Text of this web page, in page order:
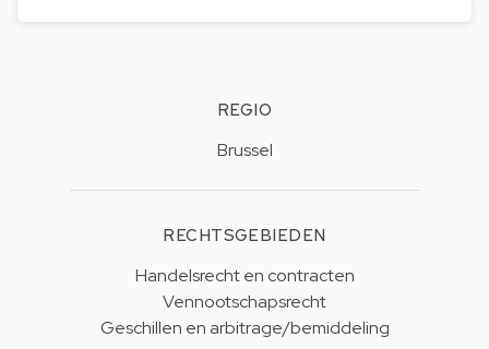
REGIO
Brussel
RECHTSGEBIEDEN
Handelsrecht en contracten
Vennootschapsrecht
Geschillen en arbitrage/bemiddeling